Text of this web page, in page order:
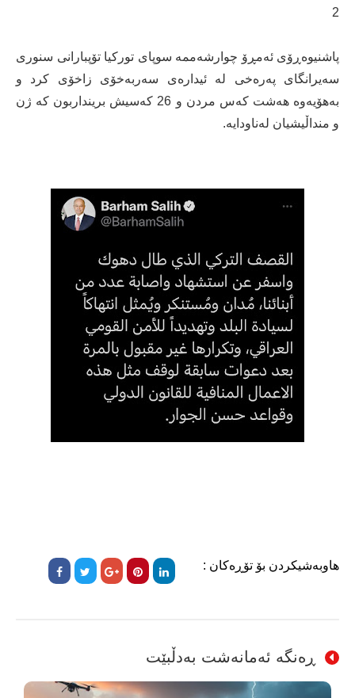
2
پاشنیوه‌ڕۆی ئه‌مڕۆ چوارشه‌ممه‌ سوپای توركیا تۆپبارانی سنوری
سەیرانگای پەرەخی لە ئیدارەی سەربەخۆی زاخۆی كرد و
به‌هۆیه‌وه‌ هەشت کەس مردن و 26 کەسیش برینداربون کە ژن
و منداڵیشیان لەناودایە.
هاوبەشیکردن بۆ تۆڕەکان :
ڕەنگە ئەمانەشت بەدڵبێت